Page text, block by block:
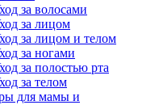
за волосами
за лицом
за лицом и телом
за ногами
за полостью рта
за телом